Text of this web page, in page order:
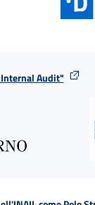
Audit"